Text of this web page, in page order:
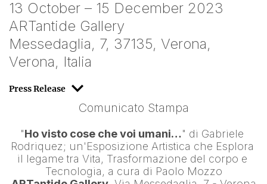
13 October – 15 December 2023
ARTantide Gallery
Messedaglia, 7, 37135, Verona,
Verona, Italia
Press Release
Comunicato Stampa
"Ho visto cose che voi umani…" di Gabriele
Rodriquez; un'Esposizione Artistica che Esplora
il legame tra Vita, Trasformazione del corpo e
Tecnologia, a cura di Paolo Mozzo